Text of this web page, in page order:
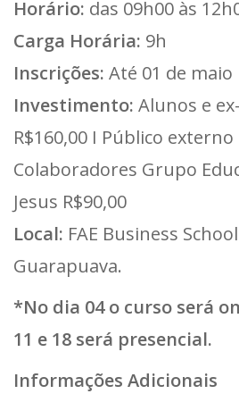
Horário: das 09h00 às
Carga Horária: 9h
Inscrições: Até 01 de maio
Investimento: Alunos e
R$160,00 I Público externo
Colaboradores Grupo
Jesus R$90,00
Local: FAE Business
Guarapuava.
*No dia 04 o curso será
11 e 18 será presencial.
Informações Adicionais